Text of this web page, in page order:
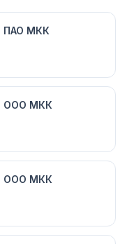
ПАО МКК
ООО МКК
ООО МКК